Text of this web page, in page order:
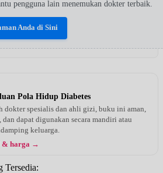
pengguna lain menemukan dokter terbaik.
Anda di Sini
Pola Hidup Diabetes
dokter spesialis dan ahli gizi, buku ini aman,
dapat digunakan secara mandiri atau
keluarga.
& harga →
Tersedia: